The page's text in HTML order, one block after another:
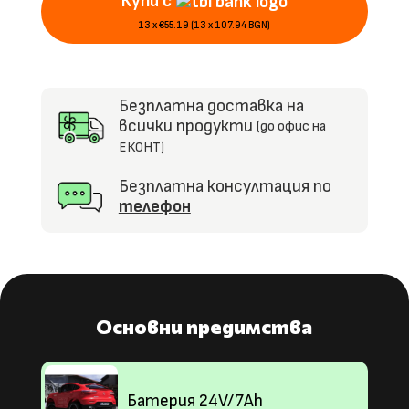
MP4,
R/C,
13 x €55.19 (13 x 107.94 BGN)
Безплатна доставка на
всички продукти (до офис на
ЕКОНТ)
Безплатна консултация по
телефон
Основни предимства
Батерия 24V/7Ah